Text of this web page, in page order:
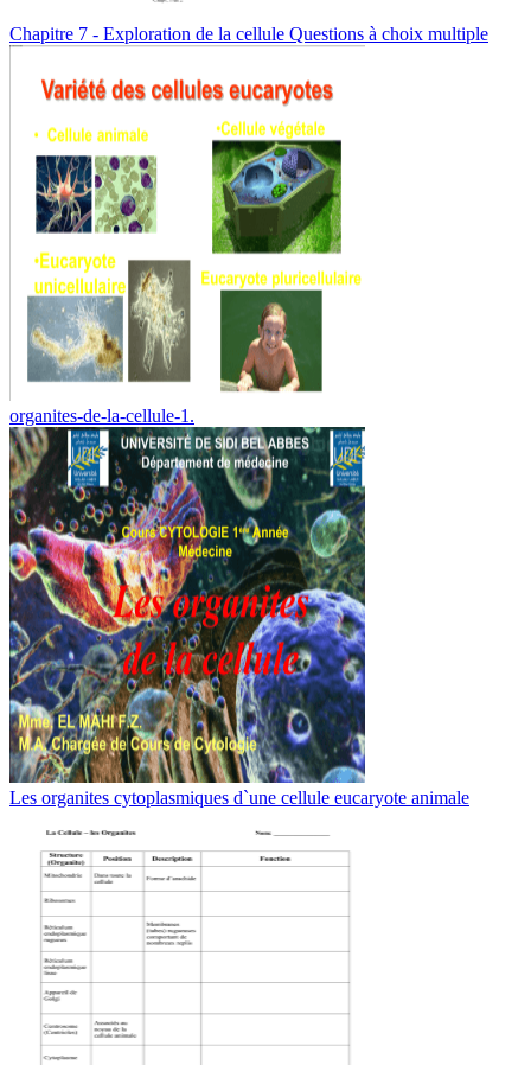
Chapitre 7 - Exploration de la cellule Questions à choix multiple
organites-de-la-cellule-1.
Les organites cytoplasmiques d`une cellule eucaryote animale